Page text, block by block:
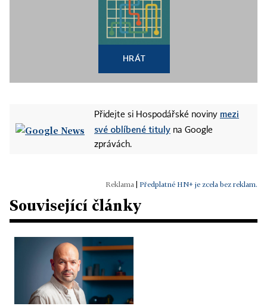
HRÁT
Přidejte si Hospodářské noviny mezi
své oblíbené tituly na Google
zprávách.
Předplatné HN+ je zcela bez reklam.
Související články